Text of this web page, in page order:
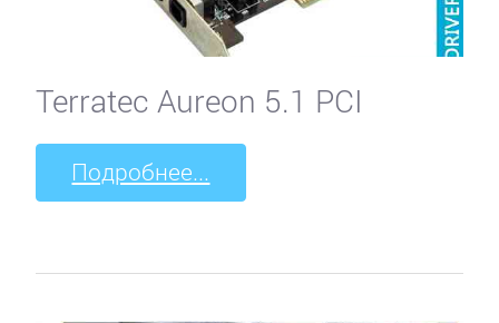
Terratec Aureon 5.1 PCI
Подробнее...